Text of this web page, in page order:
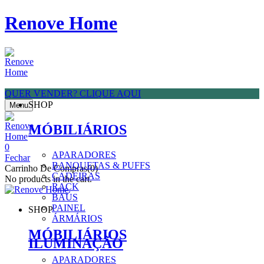
Renove Home
SHOP
MÓBILIÁRIOS
APARADORES
BANQUETAS & PUFFS
CADEIRAS
RACK
BAÚS
PAINEL
ÁRMÁRIOS
ILUMINAÇÃO
QUER VENDER? CLIQUE AQUI
Menu
0
Fechar
Carrinho De Compras(0)
No products in the cart.
SHOP
MÓBILIÁRIOS
APARADORES